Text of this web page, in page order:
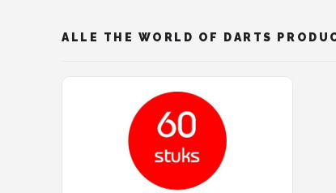
ALLE THE WORLD OF DARTS